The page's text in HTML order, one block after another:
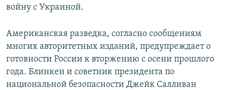
войну с Украиной.
Американская разведка, согласно сообщениям
многих авторитетных изданий, предупреждает о
готовности России к вторжению с осени прошлого
года. Блинкен и советник президента по
национальной безопасности Джейк Салливан